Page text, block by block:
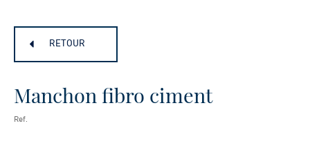
RETOUR
Manchon fibro ciment
Ref.